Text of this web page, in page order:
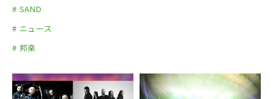
# SAND
# ニュース
# 邦楽